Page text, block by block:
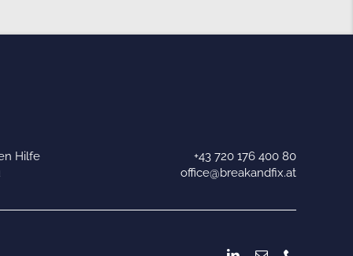
Hilfe
+43 720 176 400 80
office@breakandfix.at